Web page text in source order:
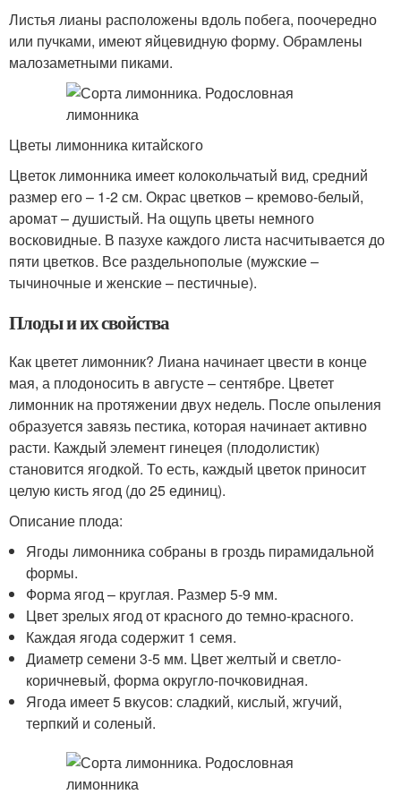
Листья лианы расположены вдоль побега, поочередно
или пучками, имеют яйцевидную форму. Обрамлены
малозаметными пиками.
Цветы лимонника китайского
Цветок лимонника имеет колокольчатый вид, средний
размер его – 1-2 см. Окрас цветков – кремово-белый,
аромат – душистый. На ощупь цветы немного
восковидные. В пазухе каждого листа насчитывается до
пяти цветков. Все раздельнополые (мужские –
тычиночные и женские – пестичные).
Плоды и их свойства
Как цветет лимонник? Лиана начинает цвести в конце
мая, а плодоносить в августе – сентябре. Цветет
лимонник на протяжении двух недель. После опыления
образуется завязь пестика, которая начинает активно
расти. Каждый элемент гинецея (плодолистик)
становится ягодкой. То есть, каждый цветок приносит
целую кисть ягод (до 25 единиц).
Описание плода:
Ягоды лимонника собраны в гроздь пирамидальной
формы.
Форма ягод – круглая. Размер 5-9 мм.
Цвет зрелых ягод от красного до темно-красного.
Каждая ягода содержит 1 семя.
Диаметр семени 3-5 мм. Цвет желтый и светло-
коричневый, форма округло-почковидная.
Ягода имеет 5 вкусов: сладкий, кислый, жгучий,
терпкий и соленый.